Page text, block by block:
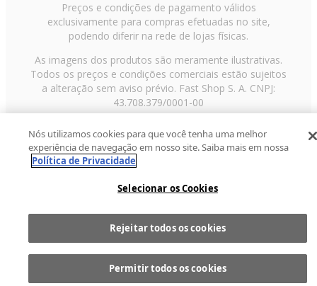
Comprar
Preços e condições de pagamento válidos
exclusivamente para compras efetuadas no site,
podendo diferir na rede de lojas físicas.
As imagens dos produtos são meramente ilustrativas.
Todos os preços e condições comerciais estão sujeitos
a alteração sem aviso prévio. Fast Shop S. A. CNPJ:
43.708.379/0001-00
Paulo/SP, CEP 02029-001, Telefone: 11 3003-3728 ©
2013 Fast Shop - Todos os direitos reservadosRF
Nós utilizamos cookies para que você tenha uma melhor
experiência de navegação em nosso site. Saiba mais em nossa
Política de Privacidade
Selecionar os Cookies
Rejeitar todos os cookies
Permitir todos os cookies